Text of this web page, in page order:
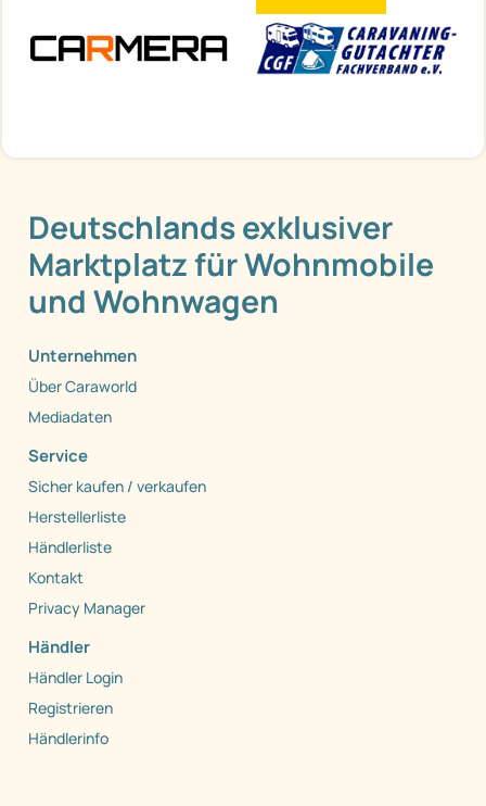
Deutschlands exklusiver
Marktplatz für Wohnmobile
und Wohnwagen
Unternehmen
Über Caraworld
Mediadaten
Service
Sicher kaufen / verkaufen
Herstellerliste
Händlerliste
Kontakt
Privacy Manager
Händler
Händler Login
Registrieren
Händlerinfo